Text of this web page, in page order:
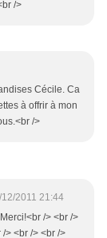
/>
Cécile. Ca
à offrir à mon
/>
12/2011 21:44
/> <br />
> <br /> <br />